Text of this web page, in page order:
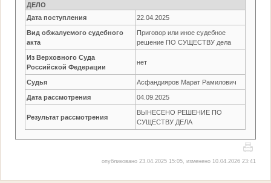
ДЕЛО
Дата поступления
22.04.2025
Вид обжалуемого судебного
акта
Приговор или иное судебное
решение ПО СУЩЕСТВУ дела
Из Верховного Суда
Российской Федерации
нет
Судья Асфандияров Марат Рамилович
Дата рассмотрения 04.09.2025
Результат рассмотрения
ВЫНЕСЕНО РЕШЕНИЕ ПО
СУЩЕСТВУ ДЕЛА
опубликовано 23.04.2025 15:05, изменено 10.04.2026 23:41